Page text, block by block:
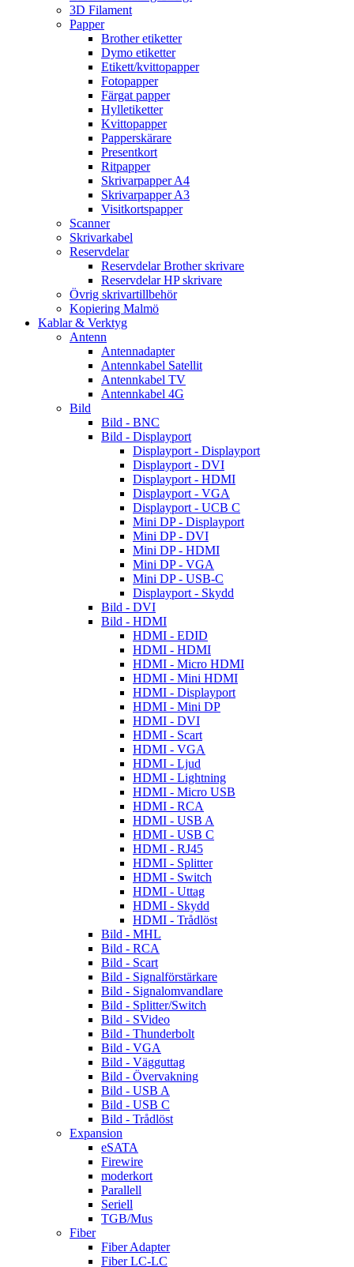
3D Filament
Papper
Brother etiketter
Dymo etiketter
Etikett/kvittopapper
Fotopapper
Färgat papper
Hylletiketter
Kvittopapper
Papperskärare
Presentkort
Ritpapper
Skrivarpapper A4
Skrivarpapper A3
Visitkortspapper
Scanner
Skrivarkabel
Reservdelar
Reservdelar Brother skrivare
Reservdelar HP skrivare
Övrig skrivartillbehör
Kopiering Malmö
Kablar & Verktyg
Antenn
Antennadapter
Antennkabel Satellit
Antennkabel TV
Antennkabel 4G
Bild
Bild - BNC
Bild - Displayport
Displayport - Displayport
Displayport - DVI
Displayport - HDMI
Displayport - VGA
Displayport - UCB C
Mini DP - Displayport
Mini DP - DVI
Mini DP - HDMI
Mini DP - VGA
Mini DP - USB-C
Displayport - Skydd
Bild - DVI
Bild - HDMI
HDMI - EDID
HDMI - HDMI
HDMI - Micro HDMI
HDMI - Mini HDMI
HDMI - Displayport
HDMI - Mini DP
HDMI - DVI
HDMI - Scart
HDMI - VGA
HDMI - Ljud
HDMI - Lightning
HDMI - Micro USB
HDMI - RCA
HDMI - USB A
HDMI - USB C
HDMI - RJ45
HDMI - Splitter
HDMI - Switch
HDMI - Uttag
HDMI - Skydd
HDMI - Trådlöst
Bild - MHL
Bild - RCA
Bild - Scart
Bild - Signalförstärkare
Bild - Signalomvandlare
Bild - Splitter/Switch
Bild - SVideo
Bild - Thunderbolt
Bild - VGA
Bild - Vägguttag
Bild - Övervakning
Bild - USB A
Bild - USB C
Bild - Trådlöst
Expansion
eSATA
Firewire
moderkort
Parallell
Seriell
TGB/Mus
Fiber
Fiber Adapter
Fiber LC-LC